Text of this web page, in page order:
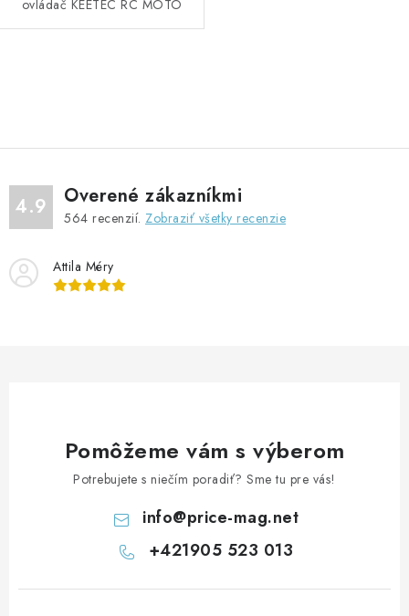
ovládač KEETEC RC MOTO
á
d
a
c
e
4.9 Overené zákazníkmi
564 recenzií. Zobraziť všetky recenzie
Attila Méry
Pomôžeme vám s výberom
Potrebujete s niečím poradiť? Sme tu pre vás!
info@price-mag.net
+421905 523 013